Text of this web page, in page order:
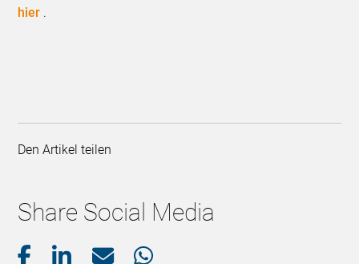
hier .
Den Artikel teilen
Share Social Media